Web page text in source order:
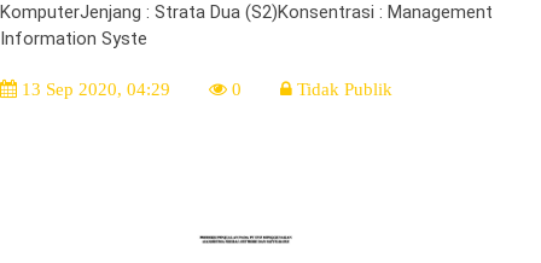
KomputerJenjang : Strata Dua (S2)Konsentrasi : Management
Information Syste
13 Sep 2020, 04:29 0 Tidak Publik